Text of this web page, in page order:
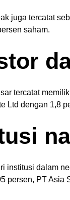
juga tercatat
saham.
tercatat
Ltd dengan 1,8
institusi dalam
persen, PT Asia